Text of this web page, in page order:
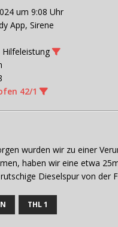
um 9:08 Uhr
App, Sirene
Hilfeleistung
42/1
wurden wir zu einer
haben wir eine etwa
Dieselspur von der
THL 1